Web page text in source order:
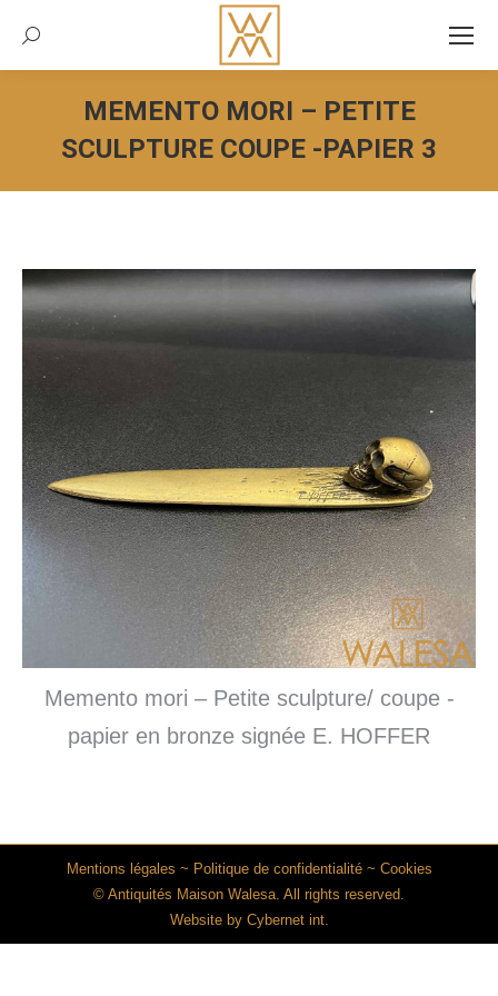
Recherche:
MEMENTO MORI – PETITE
SCULPTURE COUPE -PAPIER 3
Vous êtes ici :
Memento mori – Petite sculpture/ coupe -
papier en bronze signée E. HOFFER
Mentions légales ~ Politique de confidentialité~ Cookies
© Antiquités Maison Walesa. All rights reserved.
Website by Cybernet int.